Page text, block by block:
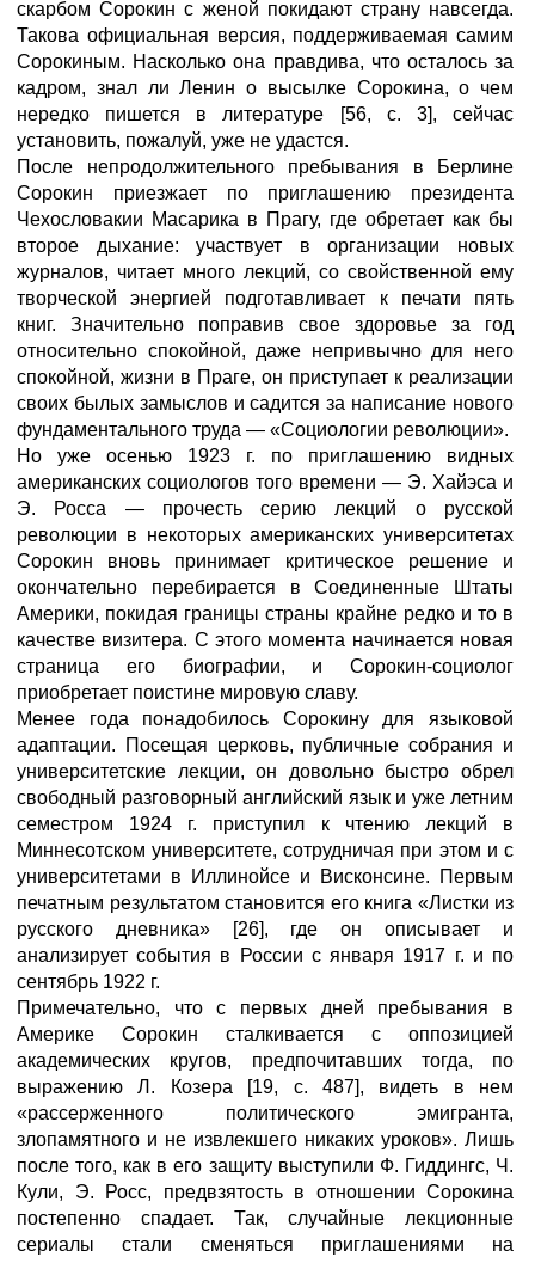
скарбом Сорокин с женой покидают страну навсегда.
Такова официальная версия, поддерживаемая самим
Сорокиным. Насколько она правдива, что осталось за
кадром, знал ли Ленин о высылке Сорокина, о чем
нередко пишется в литературе [56, с. 3], сейчас
установить, пожалуй, уже не удастся.
После непродолжительного пребывания в Берлине
Сорокин приезжает по приглашению президента
Чехословакии Масарика в Прагу, где обретает как бы
второе дыхание: участвует в организации новых
журналов, читает много лекций, со свойственной ему
творческой энергией подготавливает к печати пять
книг. Значительно поправив свое здоровье за год
относительно спокойной, даже непривычно для него
спокойной, жизни в Праге, он приступает к реализации
своих былых замыслов и садится за написание нового
фундаментального труда — «Социологии революции».
Но уже осенью 1923 г. по приглашению видных
американских социологов того времени — Э. Хайэса и
Э. Росса — прочесть серию лекций о русской
революции в некоторых американских университетах
Сорокин вновь принимает критическое решение и
окончательно перебирается в Соединенные Штаты
Америки, покидая границы страны крайне редко и то в
качестве визитера. С этого момента начинается новая
страница его биографии, и Сорокин-социолог
приобретает поистине мировую славу.
Менее года понадобилось Сорокину для языковой
адаптации. Посещая церковь, публичные собрания и
университетские лекции, он довольно быстро обрел
свободный разговорный английский язык и уже летним
семестром 1924 г. приступил к чтению лекций в
Миннесотском университете, сотрудничая при этом и с
университетами в Иллинойсе и Висконсине. Первым
печатным результатом становится его книга «Листки из
русского дневника» [26], где он описывает и
анализирует события в России с января 1917 г. и по
сентябрь 1922 г.
Примечательно, что с первых дней пребывания в
Америке Сорокин сталкивается с оппозицией
академических кругов, предпочитавших тогда, по
выражению Л. Козера [19, с. 487], видеть в нем
«рассерженного политического эмигранта,
злопамятного и не извлекшего никаких уроков». Лишь
после того, как в его защиту выступили Ф. Гиддингс, Ч.
Кули, Э. Росс, предвзятость в отношении Сорокина
постепенно спадает. Так, случайные лекционные
сериалы стали сменяться приглашениями на